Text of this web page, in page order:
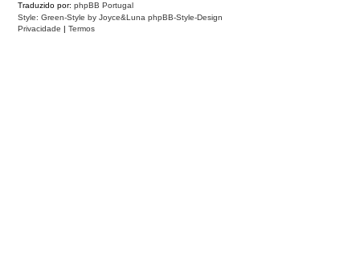
Traduzido por: phpBB Portugal
Style: Green-Style by Joyce&Luna phpBB-Style-Design
Privacidade | Termos